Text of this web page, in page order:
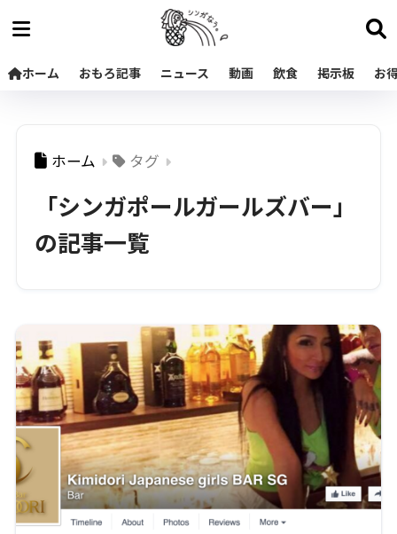
ホーム おもろ記事 ニュース 動画 飲食 掲示板 お
ホーム タグ
「シンガポールガールズバー」
の記事一覧